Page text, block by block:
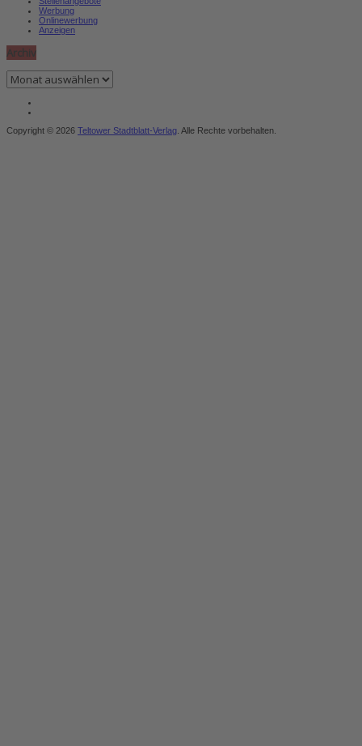
Werbung
Onlinewerbung
Anzeigen
Archiv
Archiv
Copyright © 2026 Teltower Stadtblatt-Verlag . Alle Rechte vorbehalten.